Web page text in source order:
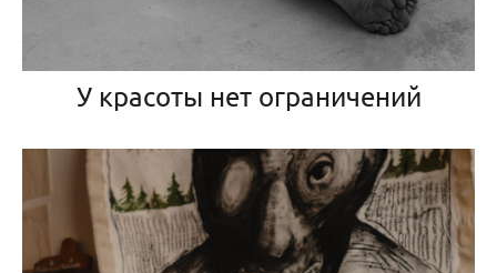
У красоты нет ограничений